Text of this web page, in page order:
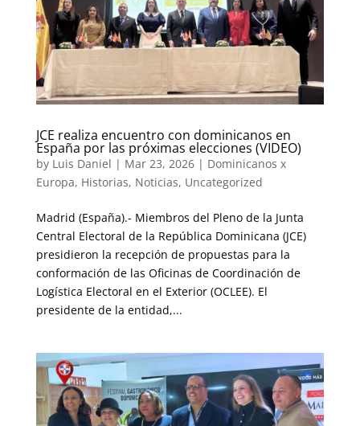
JCE realiza encuentro con dominicanos en
España por las próximas elecciones (VIDEO)
by Luis Daniel | Mar 23, 2026| Dominicanos x
Europa, Historias, Noticias, Uncategorized
Madrid (España).- Miembros del Pleno de la Junta
Central Electoral de la República Dominicana (JCE)
presidieron la recepción de propuestas para la
conformación de las Oficinas de Coordinación de
Logística Electoral en el Exterior (OCLEE). El
presidente de la entidad,...